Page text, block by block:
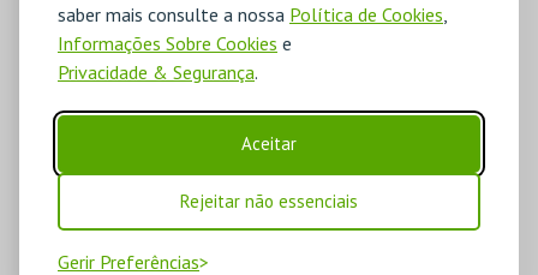
saber mais consulte a nossa Política de Cookies
Informações Sobre Cookies e
Privacidade & Segurança.
Aceitar
Rejeitar não essenciais
Gerir Preferências